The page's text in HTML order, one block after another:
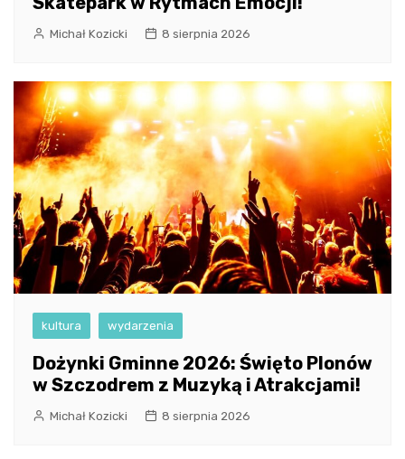
Michał Kozicki 8 sierpnia 2026
kultura wydarzenia
Dożynki Gminne 2026: Święto Plonów
w Szczodrem z Muzyką i Atrakcjami!
Michał Kozicki 8 sierpnia 2026